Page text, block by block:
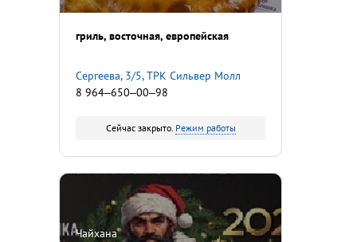
гриль восточная европейская
​Сергеева, 3/5, ТРК Сильвер Молл
8 964‒650‒00‒98
Сейчас закрыто. Режим работы
Чайхана